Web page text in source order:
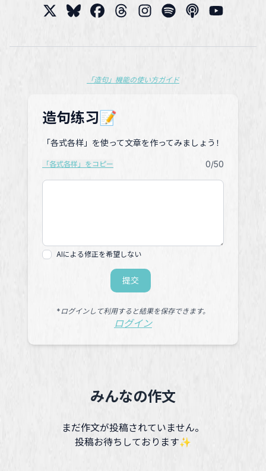
「造句」機能の使い方ガイド
造句练习📝
「各式各样」を使って文章を作ってみましょう！
「各式各样」をコピー 0/50
AIによる修正を希望しない
提交
*ログインして利用すると結果を保存できます。
ログイン
みんなの作文
まだ作文が投稿されていません。
投稿お待ちしております✨